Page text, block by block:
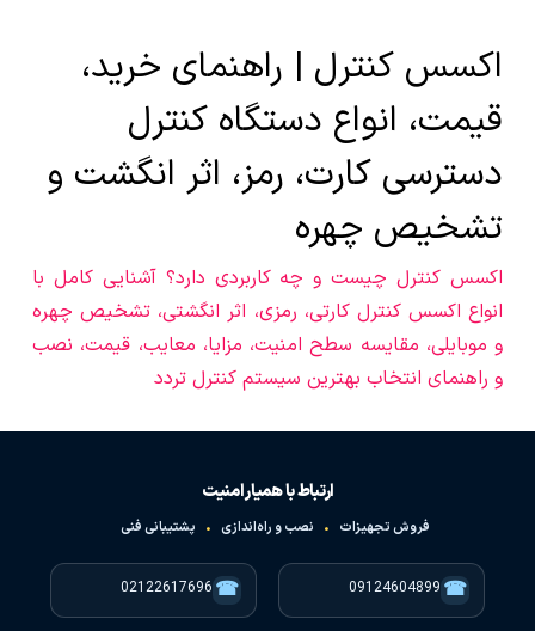
اکسس کنترل | راهنمای خرید،
قیمت، انواع دستگاه کنترل
دسترسی کارت، رمز، اثر انگشت و
تشخیص چهره
اکسس کنترل چیست و چه کاربردی دارد؟ آشنایی کامل با
انواع اکسس کنترل کارتی، رمزی، اثر انگشتی، تشخیص چهره
و موبایلی، مقایسه سطح امنیت، مزایا، معایب، قیمت، نصب
و راهنمای انتخاب بهترین سیستم کنترل تردد
ارتباط با همیار امنیت
فروش تجهیزات • نصب و راه‌اندازی • پشتیبانی فنی
☎
09124604899
☎
02122617696